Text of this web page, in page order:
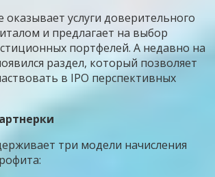
оказывает услуги доверительного
и предлагает на выбор
портфелей. А недавно на
раздел, который позволяет
в IPO перспективных
три модели начисления